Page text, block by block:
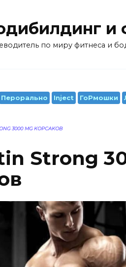
и
по миру фитнеса и
Перорально Inject ГоРмошки
3000 MG КОРСАКОВ
Strong